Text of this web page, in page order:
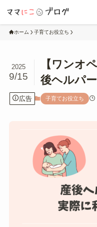
ホーム 子育てお役立ち
【ワンオ
後ヘルパ
2025
9/15
広告 子育てお役立ち